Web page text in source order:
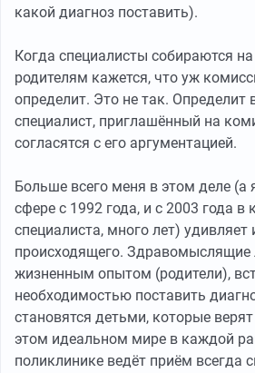
какой диагноз поставить).
Когда специалисты собираются
родителям кажется, что уж
определит. Это не так. Определит
специалист, приглашённый на
согласятся с его аргументацией.
Больше всего меня в этом деле (а
сфере с 1992 года, и с 2003 года в
специалиста, много лет) удивляет
происходящего.
жизненным опытом (родители),
необходимостью поставить
становятся детьми, которые
этом идеальном мире в каждой
поликлинике ведёт приём всегда